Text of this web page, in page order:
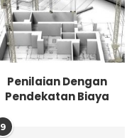
Penilaian Dengan
Pendekatan Biaya
9